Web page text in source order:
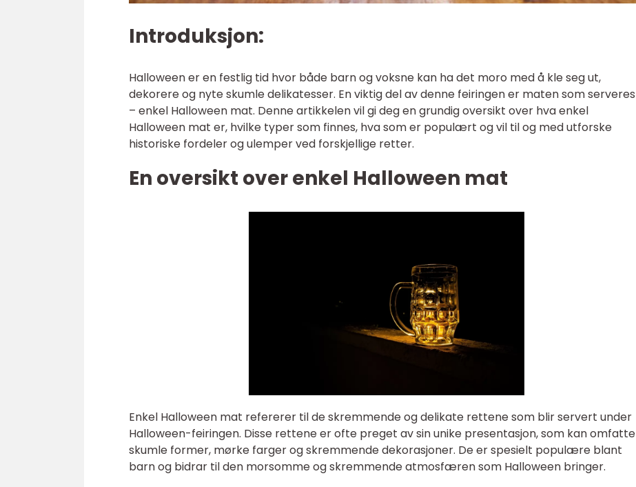
Introduksjon:
Halloween er en festlig tid hvor både barn og voksne kan ha det moro med å kle seg ut,
dekorere og nyte skumle delikatesser. En viktig del av denne feiringen er maten som serveres
– enkel Halloween mat. Denne artikkelen vil gi deg en grundig oversikt over hva enkel
Halloween mat er, hvilke typer som finnes, hva som er populært og vil til og med utforske
historiske fordeler og ulemper ved forskjellige retter.
En oversikt over enkel Halloween mat
Enkel Halloween mat refererer til de skremmende og delikate rettene som blir servert under
Halloween-feiringen. Disse rettene er ofte preget av sin unike presentasjon, som kan omfatte
skumle former, mørke farger og skremmende dekorasjoner. De er spesielt populære blant
barn og bidrar til den morsomme og skremmende atmosfæren som Halloween bringer.